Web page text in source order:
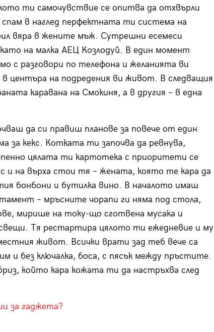
ти самочувствие се опитва да отхвърли
в наглед перфектната ти система на
вяра в жените мъж. Сутрешни есемеси
на малка АЕЦ Козлодуй. В един момент
с разговори по телефона и желанията ви
центъра на подредения ви живот. В следващия
каравана на Смокиня, а в другия – в една
да си правиш планове за повече от един
за кекс. Котката ти започва да ревнува,
цялата ти картотека с приоритети се
и на върха стои тя – жената, която те кара да
бонбони и бутилка вино. В началото имаш
– мръсните чорапи ги няма под стола,
мирише на току-що сготвена мусака и
Тя рестартира цялото ти ежедневие и му
живот. Всички врати зад теб вече са
и без ключалка, боса, с пясък между пръстите.
който кара кожата ти да настръхва след
за гаджета?